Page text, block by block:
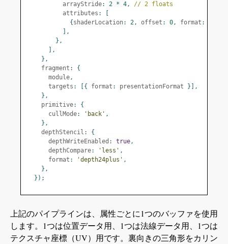
          arrayStride
: 2 * 4,
// 2 floats
          attributes
:
{ shaderLocation: 2, offset : 0, format :
],
},
],
},
    fragment
:
{
      module
,
      targets
: [{ format : presentationFormat
}],
},
    primitive
:
{
      cullMode
: 'back' ,
},
    depthStencil
:
{
      depthWriteEnabled
: true,
      depthCompare
: 'less' ,
      format
: 'depth24plus' ,
},
});
上記のパイプラインは、属性ごとに1つのバッファを使用
します。1つは位置データ用、1つは法線データ用、1つは
テクスチャ座標（UV）用です。裏向きの三角形をカリン